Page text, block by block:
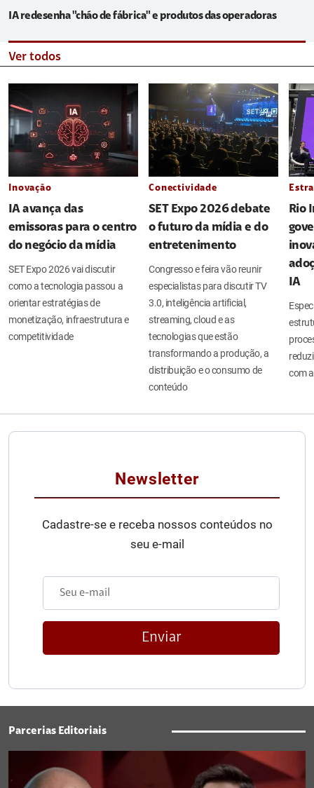
IA redesenha "chão de fábrica" e produtos das operadoras
Ver todos
Inovação
IA avança das
emissoras para o centro
do negócio da mídia
SET Expo 2026 vai discutir
como a tecnologia passou a
orientar estratégias de
monetização, infraestrutura e
competitividade
Conectividade
SET Expo 2026 debate
o futuro da mídia e do
entretenimento
Congresso e feira vão reunir
especialistas para discutir TV
3.0, inteligência artificial,
streaming, cloud e as
tecnologias que estão
transformando a produção, a
distribuição e o consumo de
conteúdo
Rio
IA
com
Newsletter
Cadastre-se e receba nossos conteúdos no
seu e-mail
Enviar
Parcerias Editoriais